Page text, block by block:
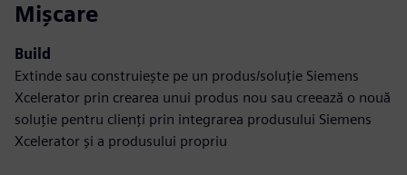
Mișcare
Build
Extinde sau construiește pe un produs/soluție Siemens
Xcelerator prin crearea unui produs nou sau creează o nouă
soluție pentru clienți prin integrarea produsului Siemens
Xcelerator și a produsului propriu